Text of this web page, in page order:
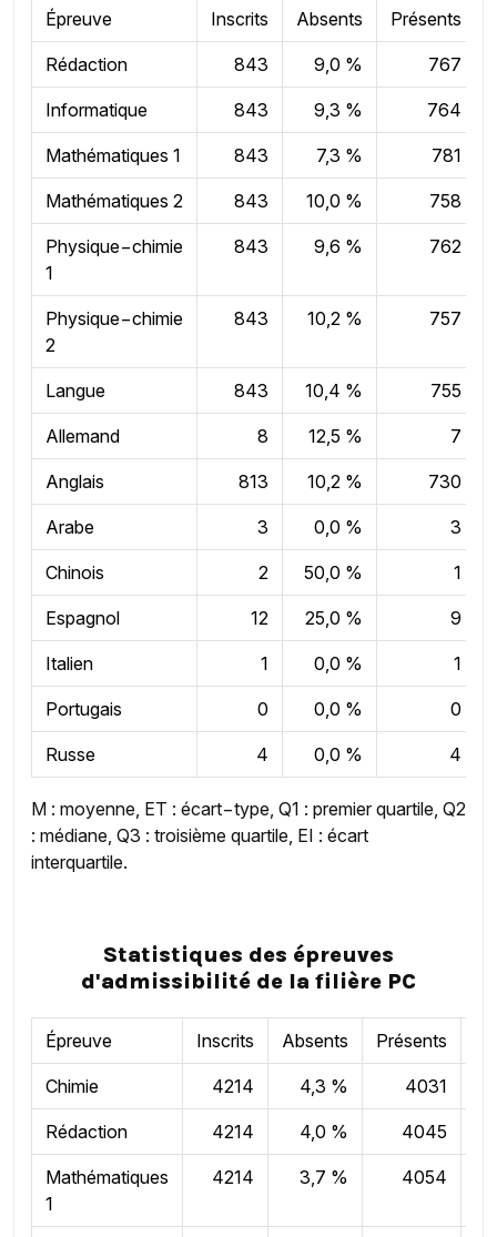
Épreuve Inscrits Absents Présents
Rédaction 843 9,0 % 767
Informatique 843 9,3 % 764
Mathématiques 1 843 7,3 % 781
Mathématiques 2 843 10,0 % 758
Physique−chimie
1
843 9,6 % 762
Physique−chimie
2
843 10,2 % 757
Langue 843 10,4 % 755
Allemand 8 12,5 % 7
Anglais 813 10,2 % 730
Arabe 3 0,0 % 3
Chinois 2 50,0 % 1
Espagnol 12 25,0 % 9
Italien 1 0,0 % 1
Portugais 0 0,0 % 0
Russe 4 0,0 % 4
M : moyenne, ET : écart−type, Q1 : premier quartile, Q2
: médiane, Q3 : troisième quartile, EI : écart
interquartile.
Statistiques des épreuves
d'admissibilité de la filière PC
Épreuve Inscrits Absents Présents
Chimie 4214 4,3 % 4031
Rédaction 4214 4,0 % 4045
Mathématiques
1
4214 3,7 % 4054